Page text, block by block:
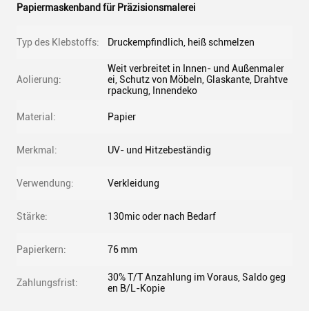
Papiermaskenband für Präzisionsmalerei
Typ des Klebstoffs: Druckempfindlich, heiß schmelzen
Aolierung:
Weit verbreitet in Innen- und Außenmaler
ei, Schutz von Möbeln, Glaskante, Drahtve
rpackung, Innendeko
Material: Papier
Merkmal: UV- und Hitzebeständig
Verwendung: Verkleidung
Stärke: 130mic oder nach Bedarf
Papierkern: 76 mm
Zahlungsfrist:
30% T/T Anzahlung im Voraus, Saldo geg
en B/L-Kopie